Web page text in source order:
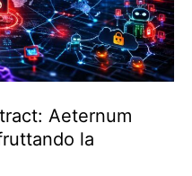
Aeternum
la